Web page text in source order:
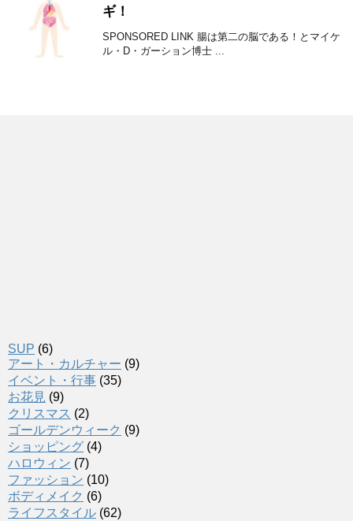
ギ！
SPONSORED LINK 腸は第二の脳である！とマイケ
ル・D・ガーション博士 ...
SUP (6)
アート・カルチャー (9)
イベント・行事 (35)
お花見 (9)
クリスマス (2)
ゴールデンウィーク (9)
ショッピング (4)
ハロウィン (7)
ファッション (10)
ボディメイク (6)
ライフスタイル (62)